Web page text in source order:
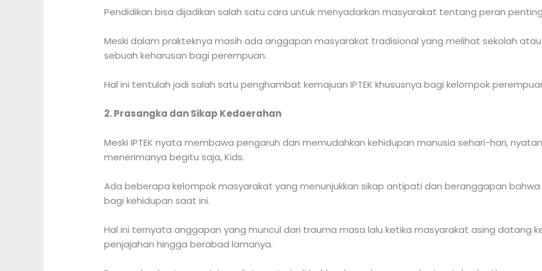
Pendidikan bisa dijadikan salah satu cara untuk menyadarkan masyarakat tentang peran penting
Meski dalam prakteknya masih ada anggapan masyarakat tradisional yang melihat sekolah
sebuah keharusan bagi perempuan.
Hal ini tentulah jadi salah satu penghambat kemajuan IPTEK khususnya bagi kelompok
2. Prasangka dan Sikap Kedaerahan
Meski IPTEK nyata membawa pengaruh dan memudahkan kehidupan manusia sehari-hari,
menerimanya begitu saja, Kids.
Ada beberapa kelompok masyarakat yang menunjukkan sikap antipati dan beranggapan
bagi kehidupan saat ini.
Hal ini ternyata anggapan yang muncul dari trauma masa lalu ketika masyarakat asing datang
penjajahan hingga berabad lamanya.